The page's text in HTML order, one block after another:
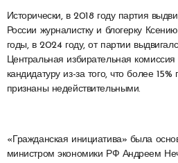
Исторически, в 2018 году партия
России журналистку и блогерку
годы, в 2024 году, от партии
Центральная избирательная комиссия
кандидатуру из-за того, что более
признаны недействительными.
«Гражданская инициатива» была
министром экономики РФ Андреем